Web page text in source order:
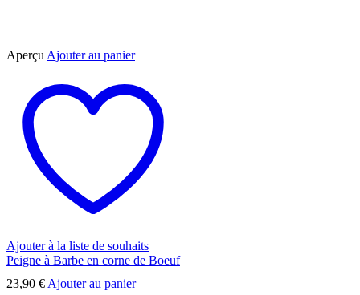
Aperçu Ajouter au panier
Ajouter à la liste de souhaits
Peigne à Barbe en corne de Boeuf
23,90 € Ajouter au panier